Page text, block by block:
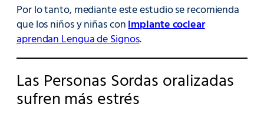
Por lo tanto, mediante este estudio se recomienda
que los niños y niñas conimplante coclear
aprendan Lengua de Signos.
Las Personas Sordas oralizadas
sufren más estrés